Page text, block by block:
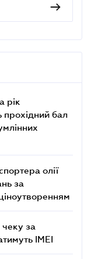
рік
бал
олії
за
чеку за
IMEI